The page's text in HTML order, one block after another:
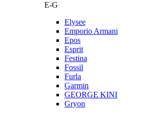
E-G
Elysee
Emporio Armani
Epos
Esprit
Festina
Fossil
Furla
Garmin
GEORGE KINI
Gryon